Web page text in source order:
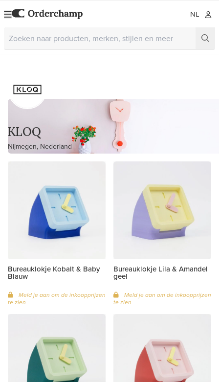
NL
KLOQ
Nijmegen, Nederland
Bureauklokje Kobalt & Baby
Blauw
Meld je aan om de inkoopprijzen
te zien
Bureauklokje Lila & Amandel
geel
Meld je aan om de inkoopprijzen
te zien